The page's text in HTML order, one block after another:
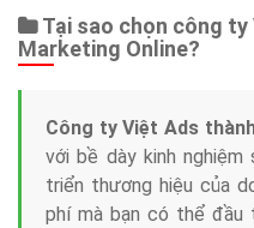
Tại sao chọn công
Marketing Online?
Công ty Việt Ads
với bề dày kinh
triển thương hiệu của
phí mà bạn có thể đầu